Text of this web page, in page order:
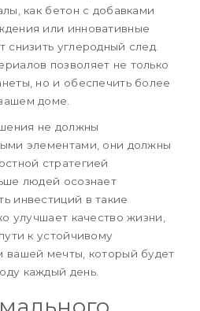
как бетон с добавками
или инновативные
снизить углеродный след.
позволяет не только
но и обеспечить более
доме.
не должны
элементами, они должны
стратегией
людей осознает
инвестиций в такие
улучшает качество жизни,
к устойчивому
вашей мечты, который будет
каждый день.